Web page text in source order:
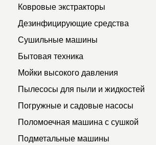
Ковровые экстракторы
Дезинфицирующие средства
Сушильные машины
Бытовая техника
Мойки высокого давления
Пылесосы для пыли и жидкостей
Погружные и садовые насосы
Поломоечная машина с сушкой
Подметальные машины